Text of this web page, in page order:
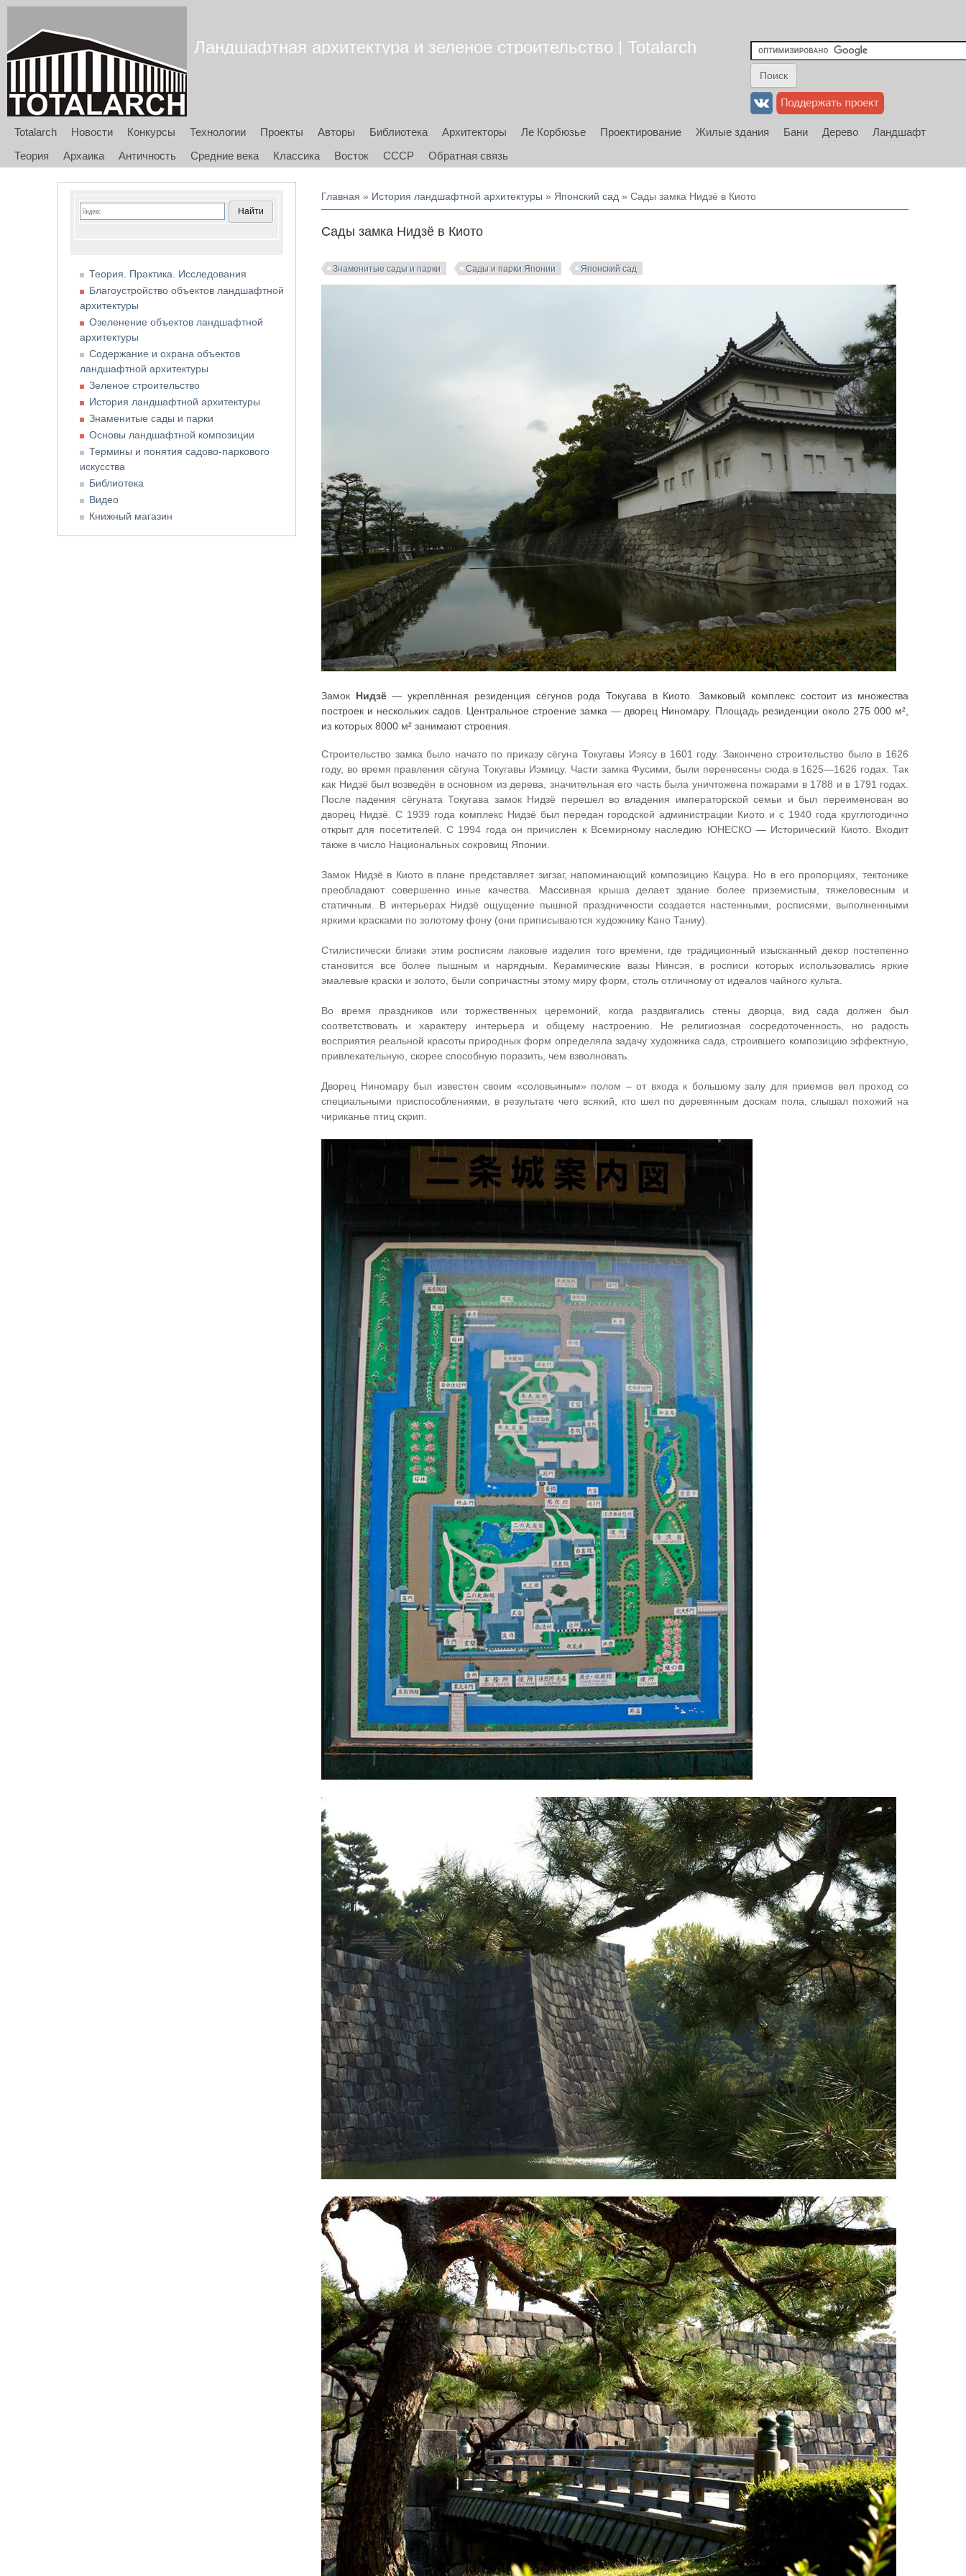
Ландшафтная архитектура и зеленое строительство | Totalarch
Totalarch Новости Конкурсы Технологии Проекты Авторы Библиотека Архитекторы Ле Корбюзье Проектирование Жилые здания Бани Дерево
Ландшафт
Теория
Архаика Античность Средние века Классика Восток СССР Обратная связь
Вы здесь
Главная » История ландшафтной архитектуры » Японский сад » Сады замка Нидзё в Киото
Сады замка Нидзё в Киото
Знаменитые сады и парки Сады и парки Японии Японский сад
Замок Нидзё— укреплённая резиденция сёгунов рода Токугава в Киото. Замковый комплекс состоит из множества
построек и нескольких садов. Центральное строение замка — дворец Ниномару. Площадь резиденции около 275 000 м²,
из которых 8000 м² занимают строения.
Строительство замка было начато по приказу сёгуна Токугавы Иэясу в 1601 году. Закончено строительство было в 1626
году, во время правления сёгуна Токугавы Иэмицу. Части замка Фусими, были перенесены сюда в 1625—1626 годах. Так
как Нидзё был возведён в основном из дерева, значительная его часть была уничтожена пожарами в 1788 и в 1791 годах.
После падения сёгуната Токугава замок Нидзё перешел во владения императорской семьи и был переименован во
дворец Нидзё. С 1939 года комплекс Нидзё был передан городской администрации Киото и с 1940 года круглогодично
открыт для посетителей. С 1994 года он причислен к Всемирному наследию ЮНЕСКО — Исторический Киото. Входит
также в число Национальных сокровищ Японии.
Замок Нидзё в Киото в плане представляет зигзаг, напоминающий композицию Кацура. Но в его пропорциях, тектонике
преобладают совершенно иные качества. Массивная крыша делает здание более приземистым, тяжеловесным и
статичным. В интерьерах Нидзё ощущение пышной праздничности создается настенными, росписями, выполненными
яркими красками по золотому фону (они приписываются художнику Кано Таниу).
Стилистически близки этим росписям лаковые изделия того времени, где традиционный изысканный декор постепенно
становится все более пышным и нарядным. Керамические вазы Нинсэя, в росписи которых использовались яркие
эмалевые краски и золото, были сопричастны этому миру форм, столь отличному от идеалов чайного культа.
Во время праздников или торжественных церемоний, когда раздвигались стены дворца, вид сада должен был
соответствовать и характеру интерьера и общему настроению. Не религиозная сосредоточенность, но радость
восприятия реальной красоты природных форм определяла задачу художника сада, строившего композицию эффектную,
привлекательную, скорее способную поразить, чем взволновать.
Дворец Ниномару был известен своим «соловьиным» полом – от входа к большому залу для приемов вел проход со
специальными приспособлениями, в результате чего всякий, кто шел по деревянным доскам пола, слышал похожий на
чириканье птиц скрип.
Теория. Практика. Исследования
Благоустройство объектов ландшафтной
архитектуры
Озеленение объектов ландшафтной
архитектуры
Содержание и охрана объектов
ландшафтной архитектуры
Зеленое строительство
История ландшафтной архитектуры
Знаменитые сады и парки
Основы ландшафтной композиции
Термины и понятия садово-паркового
искусства
Библиотека
Видео
Книжный магазин